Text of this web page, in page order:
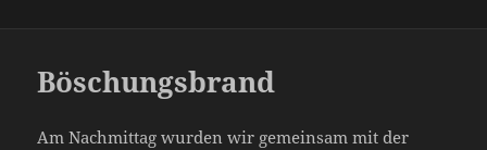
Böschungsbrand
Am Nachmittag wurden wir gemeinsam mit der